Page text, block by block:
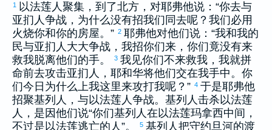
1 以法莲人聚集，到了北方，对耶弗他说：“你去与
亚扪 人争战，为什么没有招我们同去呢？我们必用
火烧你和你的房屋。” 2 耶弗他对他们说：“我和我的
民与亚扪 人大大争战，我招你们来，你们竟没有来
救我脱离他们的手。
3 我见你们不来救我，我就拼
命前去攻击亚扪 人，耶和华将他们交在我手中。你
们今日为什么上我这里来攻打我呢？” 4 于是耶弗他
招聚基列 人，与以法莲人争战。 基列 人击杀以法莲
人，是因他们说“你们基列 人在以法莲玛拿西中间，
不过是以法莲逃亡的人”。 5 基列 人把守约旦河的渡